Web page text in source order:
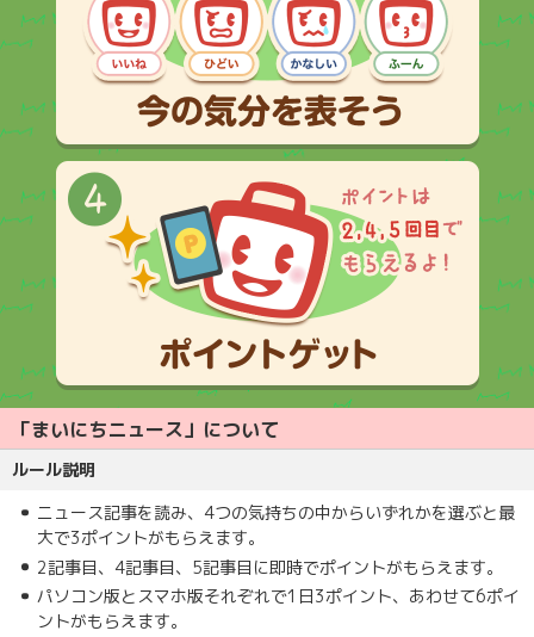
「まいにちニュース」について
ルール説明
ニュース記事を読み、4つの気持ちの中からいずれかを選ぶと最
大で3ポイントがもらえます。
2記事目、4記事目、5記事目に即時でポイントがもらえます。
パソコン版とスマホ版それぞれで1日3ポイント、あわせて6ポイ
ントがもらえます。